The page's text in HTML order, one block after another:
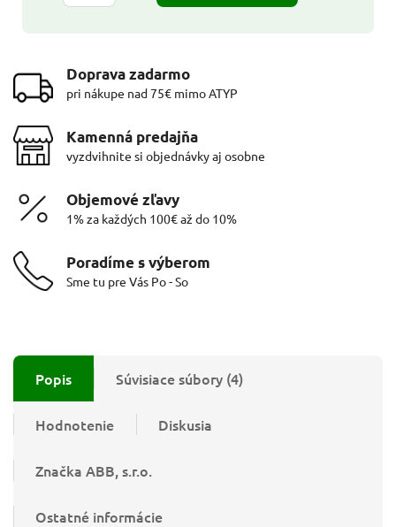
Doprava zadarmo
pri nákupe nad 75€ mimo ATYP
Kamenná predajňa
vyzdvihnite si objednávky aj osobne
Objemové zľavy
1% za každých 100€ až do 10%
Poradíme s výberom
Sme tu pre Vás Po - So
Popis Súvisiace súbory (4)
Hodnotenie Diskusia
Značka ABB, s.r.o.
Ostatné informácie